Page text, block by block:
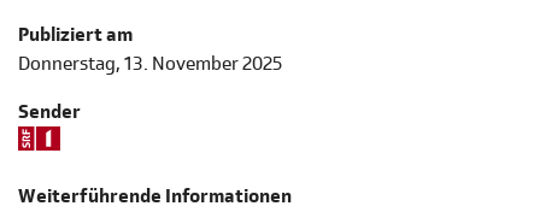
Publiziert am
Donnerstag, 13. November 2025
Sender
Weiterführende Informationen